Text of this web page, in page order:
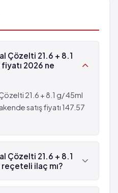
azalma
yanma
bağlı şişkinlik
birinden az,
fazla görülebilir
azalma
yanma
Çözelti 21.6 + 8.1
2026 ne
21.6 + 8.1 g/ 45ml
satış fiyatı 147.57
Çözelti 21.6 + 8.1
ilaç mı?
Çözelti 21.6 + 8.1 g/